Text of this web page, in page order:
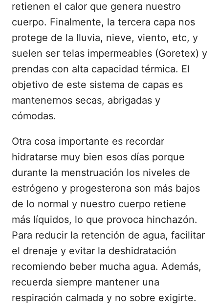
retienen el calor que genera nuestro
cuerpo. Finalmente, la tercera capa nos
protege de la lluvia, nieve, viento, etc, y
suelen ser telas impermeables (Goretex) y
prendas con alta capacidad térmica. El
objetivo de este sistema de capas es
mantenernos secas, abrigadas y
cómodas.
Otra cosa importante es recordar
hidratarse muy bien esos días porque
durante la menstruación los niveles de
estrógeno y progesterona son más bajos
de lo normal y nuestro cuerpo retiene
más líquidos, lo que provoca hinchazón.
Para reducir la retención de agua, facilitar
el drenaje y evitar la deshidratación
recomiendo beber mucha agua. Además,
recuerda siempre mantener una
respiración calmada y no sobre exigirte.